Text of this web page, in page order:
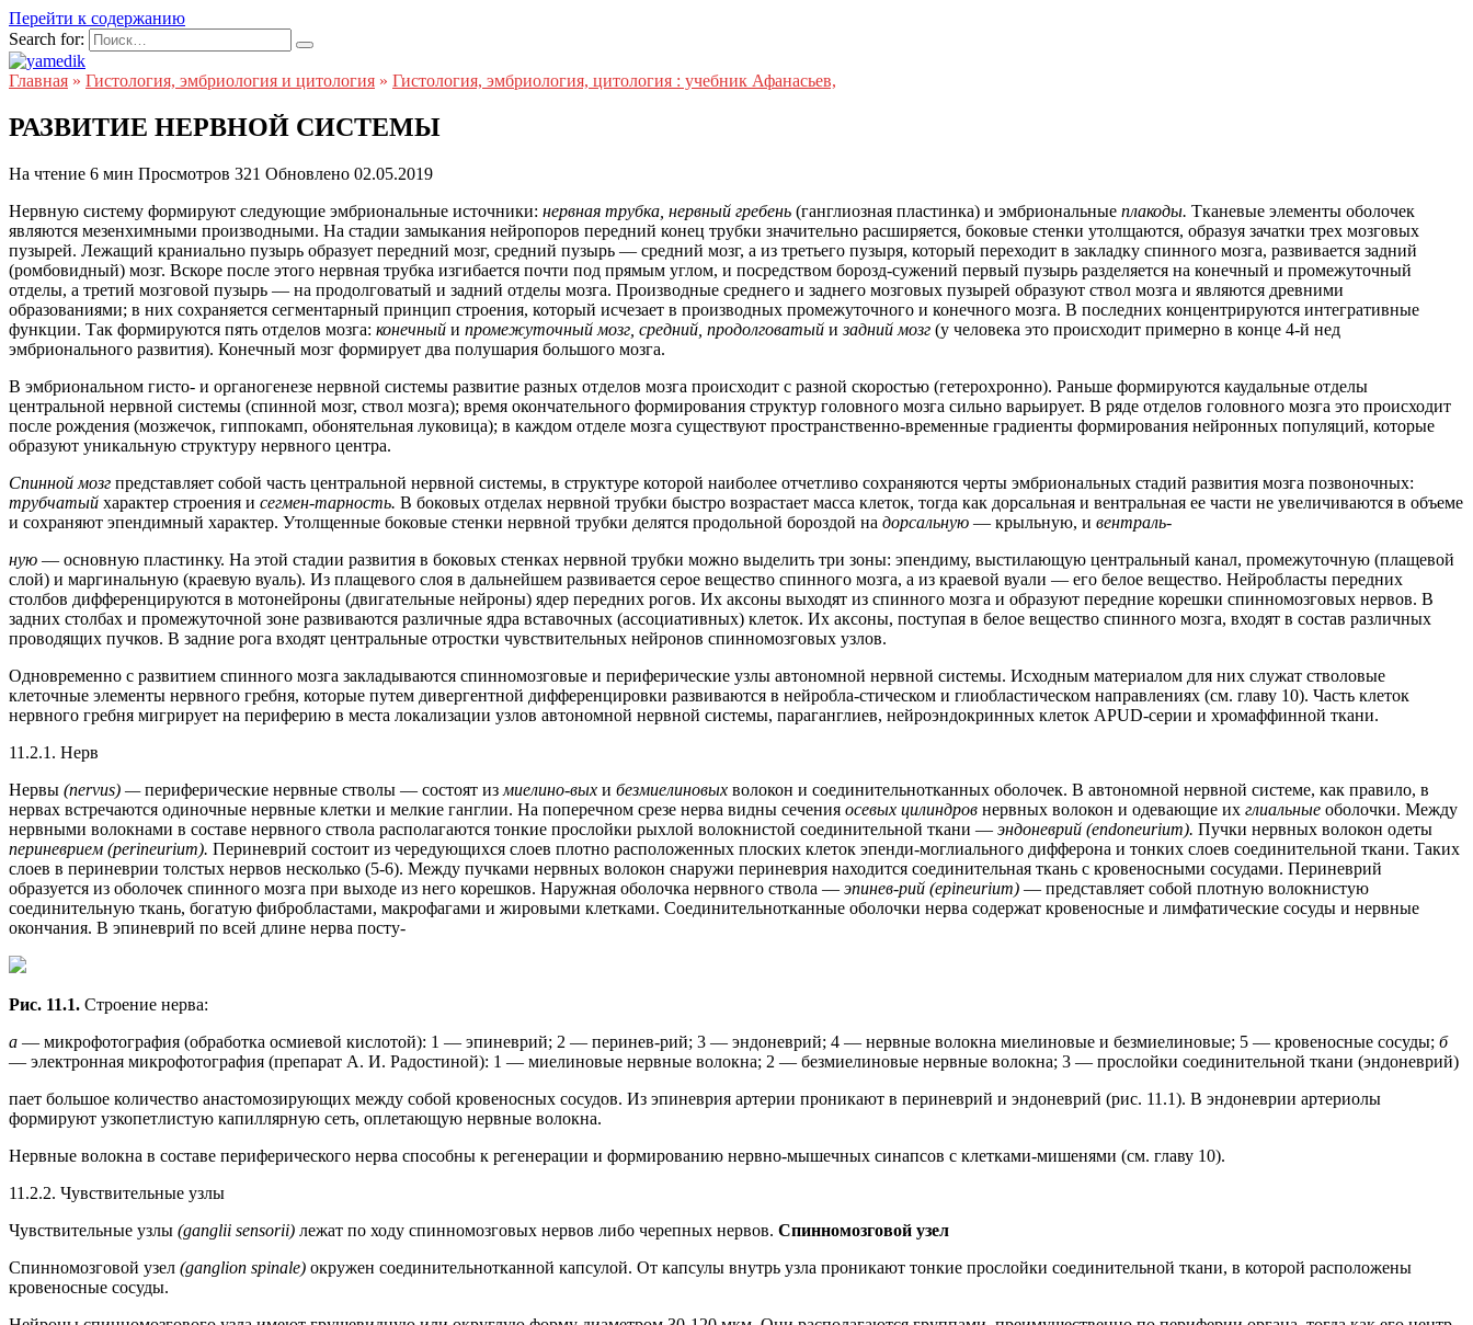
Перейти к содержанию
Search for:
Главная » Гистология, эмбриология и цитология » Гистология, эмбриология, цитология : учебник Афанасьев,
РАЗВИТИЕ НЕРВНОЙ СИСТЕМЫ
На чтение 6 мин Просмотров 321 Обновлено 02.05.2019
Нервную систему формируют следующие эмбриональные источники: нервная трубка, нервный гребень (ганглиозная пластинка) и эмбриональные плакоды. Тканевые элементы оболочек
являются мезенхимными производными. На стадии замыкания нейропоров передний конец трубки значительно расширяется, боковые стенки утолщаются, образуя зачатки трех мозговых
пузырей. Лежащий краниально пузырь образует передний мозг, средний пузырь — средний мозг, а из третьего пузыря, который переходит в закладку спинного мозга, развивается задний
(ромбовидный) мозг. Вскоре после этого нервная трубка изгибается почти под прямым углом, и посредством борозд-сужений первый пузырь разделяется на конечный и промежуточный
отделы, а третий мозговой пузырь — на продолговатый и задний отделы мозга. Производные среднего и заднего мозговых пузырей образуют ствол мозга и являются древними
образованиями; в них сохраняется сегментарный принцип строения, который исчезает в производных промежуточного и конечного мозга. В последних концентрируются интегративные
функции. Так формируются пять отделов мозга: конечный и промежуточный мозг, средний, продолговатый изадний мозг (у человека это происходит примерно в конце 4-й нед
эмбрионального развития). Конечный мозг формирует два полушария большого мозга.
В эмбриональном гисто- и органогенезе нервной системы развитие разных отделов мозга происходит с разной скоростью (гетерохронно). Раньше формируются каудальные отделы
центральной нервной системы (спинной мозг, ствол мозга); время окончательного формирования структур головного мозга сильно варьирует. В ряде отделов головного мозга это происходит
после рождения (мозжечок, гиппокамп, обонятельная луковица); в каждом отделе мозга существуют пространственно-временные градиенты формирования нейронных популяций, которые
образуют уникальную структуру нервного центра.
Спинной мозг представляет собой часть центральной нервной системы, в структуре которой наиболее отчетливо сохраняются черты эмбриональных стадий развития мозга позвоночных:
трубчатый характер строения и сегмен-тарность. В боковых отделах нервной трубки быстро возрастает масса клеток, тогда как дорсальная и вентральная ее части не увеличиваются в объеме
и сохраняют эпендимный характер. Утолщенные боковые стенки нервной трубки делятся продольной бороздой на дорсальную — крыльную, и вентраль-
ную — основную пластинку. На этой стадии развития в боковых стенках нервной трубки можно выделить три зоны: эпендиму, выстилающую центральный канал, промежуточную (плащевой
слой) и маргинальную (краевую вуаль). Из плащевого слоя в дальнейшем развивается серое вещество спинного мозга, а из краевой вуали — его белое вещество. Нейробласты передних
столбов дифференцируются в мотонейроны (двигательные нейроны) ядер передних рогов. Их аксоны выходят из спинного мозга и образуют передние корешки спинномозговых нервов. В
задних столбах и промежуточной зоне развиваются различные ядра вставочных (ассоциативных) клеток. Их аксоны, поступая в белое вещество спинного мозга, входят в состав различных
проводящих пучков. В задние рога входят центральные отростки чувствительных нейронов спинномозговых узлов.
Одновременно с развитием спинного мозга закладываются спинномозговые и периферические узлы автономной нервной системы. Исходным материалом для них служат стволовые
клеточные элементы нервного гребня, которые путем дивергентной дифференцировки развиваются в нейробла-стическом и глиобластическом направлениях (см. главу 10). Часть клеток
нервного гребня мигрирует на периферию в места локализации узлов автономной нервной системы, параганглиев, нейроэндокринных клеток APUD-серии и хромаффинной ткани.
11.2.1. Нерв
Нервы (nervus) —периферические нервные стволы — состоят из миелино-вых и безмиелиновых волокон и соединительнотканных оболочек. В автономной нервной системе, как правило, в
нервах встречаются одиночные нервные клетки и мелкие ганглии. На поперечном срезе нерва видны сечения осевых цилиндров нервных волокон и одевающие их глиальные оболочки. Между
нервными волокнами в составе нервного ствола располагаются тонкие прослойки рыхлой волокнистой соединительной ткани — эндоневрий (endoneurium). Пучки нервных волокон одеты
периневрием (perineurium). Периневрий состоит из чередующихся слоев плотно расположенных плоских клеток эпенди-моглиального дифферона и тонких слоев соединительной ткани. Таких
слоев в периневрии толстых нервов несколько (5-6). Между пучками нервных волокон снаружи периневрия находится соединительная ткань с кровеносными сосудами. Периневрий
образуется из оболочек спинного мозга при выходе из него корешков. Наружная оболочка нервного ствола — эпинев-рий (epineurium) — представляет собой плотную волокнистую
соединительную ткань, богатую фибробластами, макрофагами и жировыми клетками. Соединительнотканные оболочки нерва содержат кровеносные и лимфатические сосуды и нервные
окончания. В эпиневрий по всей длине нерва посту-
Рис. 11.1. Строение нерва:
а — микрофотография (обработка осмиевой кислотой): 1 — эпиневрий; 2 — перинев-рий; 3 — эндоневрий; 4 — нервные волокна миелиновые и безмиелиновые; 5 — кровеносные сосуды; б
— электронная микрофотография (препарат А. И. Радостиной): 1 — миелиновые нервные волокна; 2 — безмиелиновые нервные волокна; 3 — прослойки соединительной ткани (эндоневрий)
пает большое количество анастомозирующих между собой кровеносных сосудов. Из эпиневрия артерии проникают в периневрий и эндоневрий (рис. 11.1). В эндоневрии артериолы
формируют узкопетлистую капиллярную сеть, оплетающую нервные волокна.
Нервные волокна в составе периферического нерва способны к регенерации и формированию нервно-мышечных синапсов с клетками-мишенями (см. главу 10).
11.2.2. Чувствительные узлы
Чувствительные узлы (ganglii sensorii) лежат по ходу спинномозговых нервов либо черепных нервов. Спинномозговой узел
Спинномозговой узел (ganglion spinale) окружен соединительнотканной капсулой. От капсулы внутрь узла проникают тонкие прослойки соединительной ткани, в которой расположены
кровеносные сосуды.